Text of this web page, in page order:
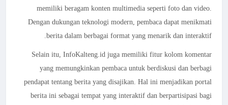
memiliki beragam konten multimedia seperti foto dan video.
Dengan dukungan teknologi modern, pembaca dapat menikmati
berita dalam berbagai format yang menarik dan interaktif.
Selain itu, InfoKalteng.id juga memiliki fitur kolom komentar
yang memungkinkan pembaca untuk berdiskusi dan berbagi
pendapat tentang berita yang disajikan. Hal ini menjadikan portal
berita ini sebagai tempat yang interaktif dan berpartisipasi bagi